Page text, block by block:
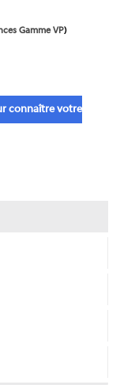
Gamme VP)
connaître votre